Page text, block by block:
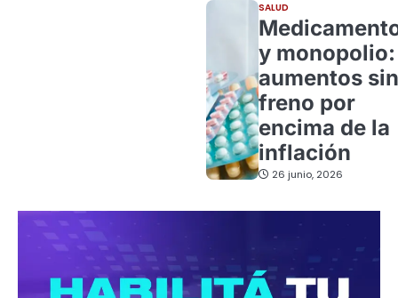
SALUD
y monopolio:
aumentos sin
freno por
encima de la
inflación
26 junio, 2026